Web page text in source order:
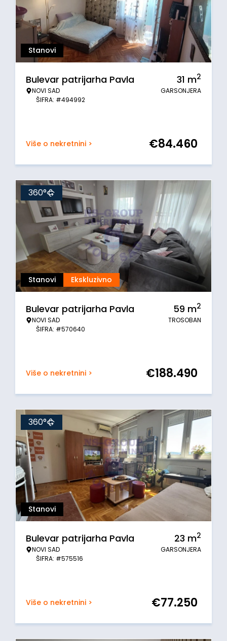
Stanovi
Bulevar patrijarha Pavla
NOVI SAD
ŠIFRA: #494992
31 m2
GARSONJERA
Više o nekretnini > €84.460
Stanovi Ekskluzivno
360°
Bulevar patrijarha Pavla
NOVI SAD
ŠIFRA: #570640
59 m2
TROSOBAN
Više o nekretnini > €188.490
Stanovi
360°
Bulevar patrijarha Pavla
NOVI SAD
ŠIFRA: #575516
23 m2
GARSONJERA
Više o nekretnini > €77.250